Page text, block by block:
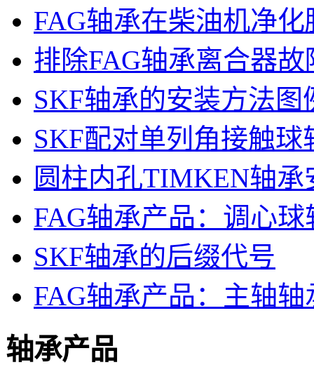
FAG轴承在柴油机净
排除FAG轴承离合器故
SKF轴承的安装方法图
SKF配对单列角接触球
圆柱内孔TIMKEN轴承
FAG轴承产品：调心球
SKF轴承的后缀代号
FAG轴承产品：主轴轴
轴承产品